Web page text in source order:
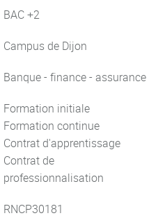
BAC +2
Campus de Dijon
Banque - finance - assurance
Formation initiale
Formation continue
Contrat d'apprentissage
Contrat de
professionnalisation
RNCP30181